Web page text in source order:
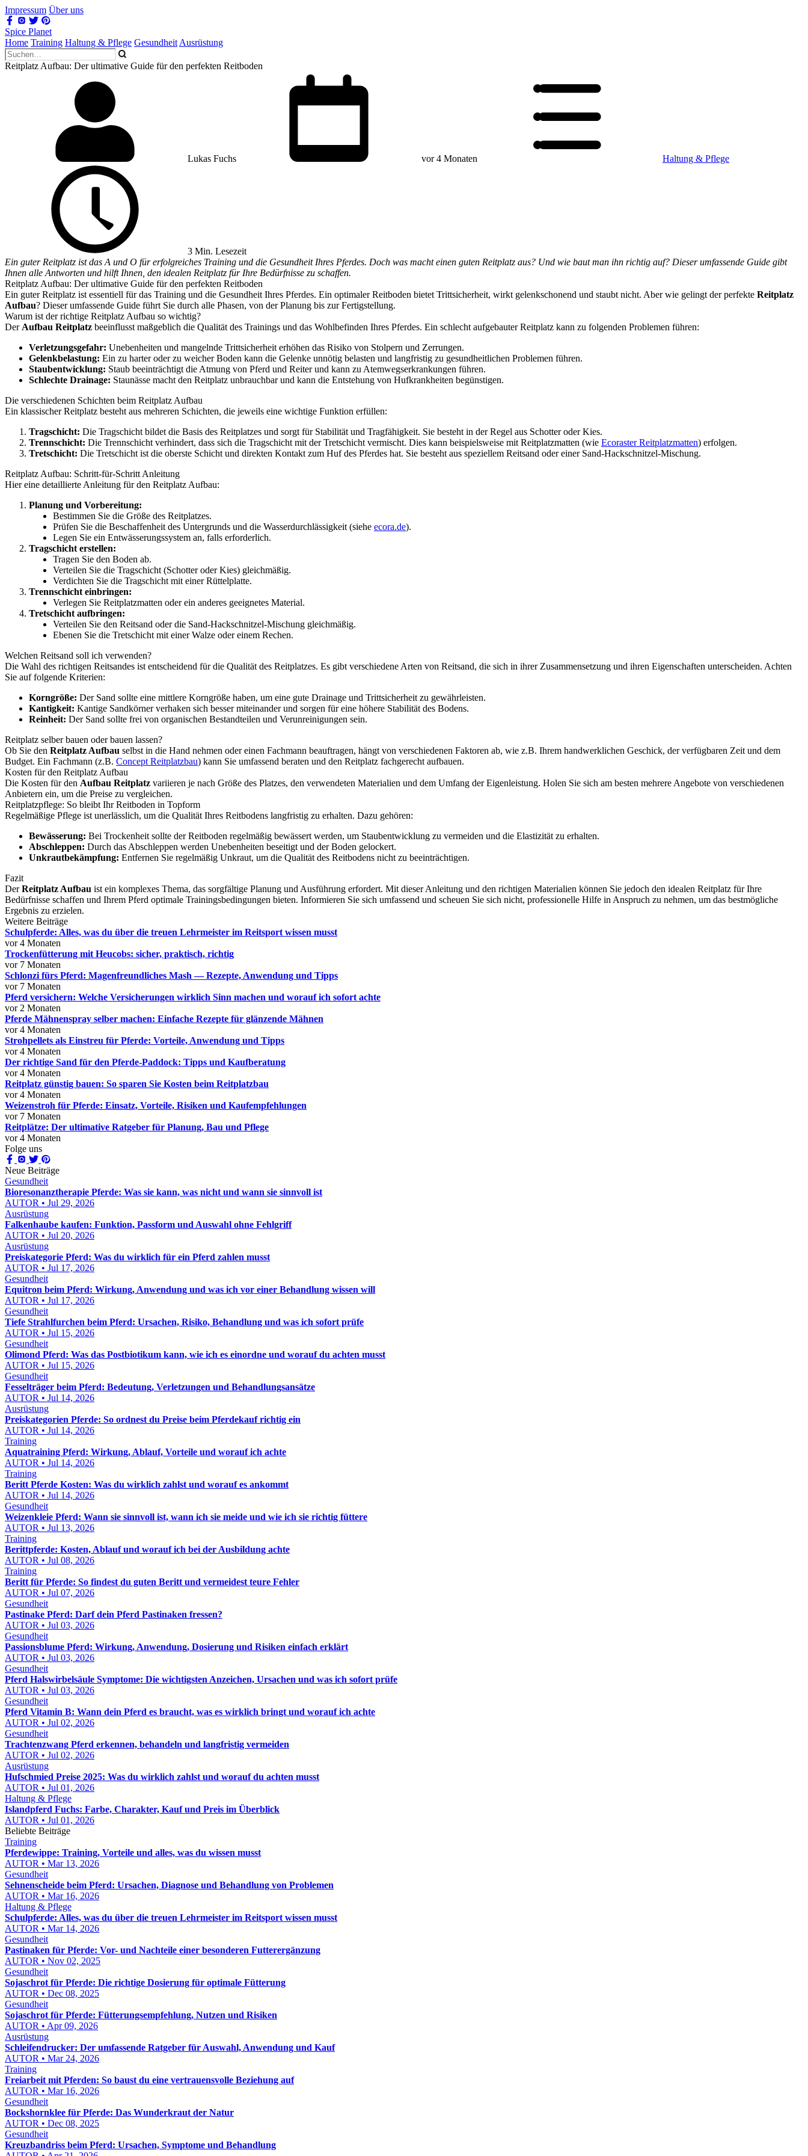
Impressum Über uns
Spice Planet
Home Training Haltung & Pflege Gesundheit Ausrüstung
Reitplatz Aufbau: Der ultimative Guide für den perfekten Reitboden
Lukas Fuchs vor 4 Monaten Haltung & Pflege
3 Min. Lesezeit
Ein guter Reitplatz ist das A und O für erfolgreiches Training und die Gesundheit Ihres Pferdes. Doch was macht einen guten Reitplatz aus? Und wie baut man ihn richtig auf? Dieser umfassende Guide gibt
Ihnen alle Antworten und hilft Ihnen, den idealen Reitplatz für Ihre Bedürfnisse zu schaffen.
Reitplatz Aufbau: Der ultimative Guide für den perfekten Reitboden
Ein guter Reitplatz ist essentiell für das Training und die Gesundheit Ihres Pferdes. Ein optimaler Reitboden bietet Trittsicherheit, wirkt gelenkschonend und staubt nicht. Aber wie gelingt der perfekte Reitplatz
Aufbau? Dieser umfassende Guide führt Sie durch alle Phasen, von der Planung bis zur Fertigstellung.
Warum ist der richtige Reitplatz Aufbau so wichtig?
Der Aufbau Reitplatz beeinflusst maßgeblich die Qualität des Trainings und das Wohlbefinden Ihres Pferdes. Ein schlecht aufgebauter Reitplatz kann zu folgenden Problemen führen:
Verletzungsgefahr: Unebenheiten und mangelnde Trittsicherheit erhöhen das Risiko von Stolpern und Zerrungen.
Gelenkbelastung: Ein zu harter oder zu weicher Boden kann die Gelenke unnötig belasten und langfristig zu gesundheitlichen Problemen führen.
Staubentwicklung: Staub beeinträchtigt die Atmung von Pferd und Reiter und kann zu Atemwegserkrankungen führen.
Schlechte Drainage: Staunässe macht den Reitplatz unbrauchbar und kann die Entstehung von Hufkrankheiten begünstigen.
Die verschiedenen Schichten beim Reitplatz Aufbau
Ein klassischer Reitplatz besteht aus mehreren Schichten, die jeweils eine wichtige Funktion erfüllen:
Tragschicht: Die Tragschicht bildet die Basis des Reitplatzes und sorgt für Stabilität und Tragfähigkeit. Sie besteht in der Regel aus Schotter oder Kies.
Trennschicht: Die Trennschicht verhindert, dass sich die Tragschicht mit der Tretschicht vermischt. Dies kann beispielsweise mit Reitplatzmatten (wie Ecoraster Reitplatzmatten) erfolgen.
Tretschicht: Die Tretschicht ist die oberste Schicht und direkten Kontakt zum Huf des Pferdes hat. Sie besteht aus speziellem Reitsand oder einer Sand-Hackschnitzel-Mischung.
Reitplatz Aufbau: Schritt-für-Schritt Anleitung
Hier eine detaillierte Anleitung für den Reitplatz Aufbau:
Planung und Vorbereitung:
Bestimmen Sie die Größe des Reitplatzes.
Prüfen Sie die Beschaffenheit des Untergrunds und die Wasserdurchlässigkeit (siehe ecora.de).
Legen Sie ein Entwässerungssystem an, falls erforderlich.
Tragschicht erstellen:
Tragen Sie den Boden ab.
Verteilen Sie die Tragschicht (Schotter oder Kies) gleichmäßig.
Verdichten Sie die Tragschicht mit einer Rüttelplatte.
Trennschicht einbringen:
Verlegen Sie Reitplatzmatten oder ein anderes geeignetes Material.
Tretschicht aufbringen:
Verteilen Sie den Reitsand oder die Sand-Hackschnitzel-Mischung gleichmäßig.
Ebenen Sie die Tretschicht mit einer Walze oder einem Rechen.
Welchen Reitsand soll ich verwenden?
Die Wahl des richtigen Reitsandes ist entscheidend für die Qualität des Reitplatzes. Es gibt verschiedene Arten von Reitsand, die sich in ihrer Zusammensetzung und ihren Eigenschaften unterscheiden. Achten
Sie auf folgende Kriterien:
Korngröße: Der Sand sollte eine mittlere Korngröße haben, um eine gute Drainage und Trittsicherheit zu gewährleisten.
Kantigkeit: Kantige Sandkörner verhaken sich besser miteinander und sorgen für eine höhere Stabilität des Bodens.
Reinheit: Der Sand sollte frei von organischen Bestandteilen und Verunreinigungen sein.
Reitplatz selber bauen oder bauen lassen?
Ob Sie den Reitplatz Aufbau selbst in die Hand nehmen oder einen Fachmann beauftragen, hängt von verschiedenen Faktoren ab, wie z.B. Ihrem handwerklichen Geschick, der verfügbaren Zeit und dem
Budget. Ein Fachmann (z.B. Concept Reitplatzbau) kann Sie umfassend beraten und den Reitplatz fachgerecht aufbauen.
Kosten für den Reitplatz Aufbau
Die Kosten für den Aufbau Reitplatz variieren je nach Größe des Platzes, den verwendeten Materialien und dem Umfang der Eigenleistung. Holen Sie sich am besten mehrere Angebote von verschiedenen
Anbietern ein, um die Preise zu vergleichen.
Reitplatzpflege: So bleibt Ihr Reitboden in Topform
Regelmäßige Pflege ist unerlässlich, um die Qualität Ihres Reitbodens langfristig zu erhalten. Dazu gehören:
Bewässerung: Bei Trockenheit sollte der Reitboden regelmäßig bewässert werden, um Staubentwicklung zu vermeiden und die Elastizität zu erhalten.
Abschleppen: Durch das Abschleppen werden Unebenheiten beseitigt und der Boden gelockert.
Unkrautbekämpfung: Entfernen Sie regelmäßig Unkraut, um die Qualität des Reitbodens nicht zu beeinträchtigen.
Fazit
DerReitplatz Aufbau ist ein komplexes Thema, das sorgfältige Planung und Ausführung erfordert. Mit dieser Anleitung und den richtigen Materialien können Sie jedoch den idealen Reitplatz für Ihre
Bedürfnisse schaffen und Ihrem Pferd optimale Trainingsbedingungen bieten. Informieren Sie sich umfassend und scheuen Sie sich nicht, professionelle Hilfe in Anspruch zu nehmen, um das bestmögliche
Ergebnis zu erzielen.
Weitere Beiträge
Schulpferde: Alles, was du über die treuen Lehrmeister im Reitsport wissen musst
vor 4 Monaten
Trockenfütterung mit Heucobs: sicher, praktisch, richtig
vor 7 Monaten
Schlonzi fürs Pferd: Magenfreundliches Mash — Rezepte, Anwendung und Tipps
vor 7 Monaten
Pferd versichern: Welche Versicherungen wirklich Sinn machen und worauf ich sofort achte
vor 2 Monaten
Pferde Mähnenspray selber machen: Einfache Rezepte für glänzende Mähnen
vor 4 Monaten
Strohpellets als Einstreu für Pferde: Vorteile, Anwendung und Tipps
vor 4 Monaten
Der richtige Sand für den Pferde-Paddock: Tipps und Kaufberatung
vor 4 Monaten
Reitplatz günstig bauen: So sparen Sie Kosten beim Reitplatzbau
vor 4 Monaten
Weizenstroh für Pferde: Einsatz, Vorteile, Risiken und Kaufempfehlungen
vor 7 Monaten
Reitplätze: Der ultimative Ratgeber für Planung, Bau und Pflege
vor 4 Monaten
Folge uns
Neue Beiträge
Gesundheit
Bioresonanztherapie Pferde: Was sie kann, was nicht und wann sie sinnvoll ist
AUTOR • Jul 29, 2026
Ausrüstung
Falkenhaube kaufen: Funktion, Passform und Auswahl ohne Fehlgriff
AUTOR • Jul 20, 2026
Ausrüstung
Preiskategorie Pferd: Was du wirklich für ein Pferd zahlen musst
AUTOR • Jul 17, 2026
Gesundheit
Equitron beim Pferd: Wirkung, Anwendung und was ich vor einer Behandlung wissen will
AUTOR • Jul 17, 2026
Gesundheit
Tiefe Strahlfurchen beim Pferd: Ursachen, Risiko, Behandlung und was ich sofort prüfe
AUTOR • Jul 15, 2026
Gesundheit
Olimond Pferd: Was das Postbiotikum kann, wie ich es einordne und worauf du achten musst
AUTOR • Jul 15, 2026
Gesundheit
Fesselträger beim Pferd: Bedeutung, Verletzungen und Behandlungsansätze
AUTOR • Jul 14, 2026
Ausrüstung
Preiskategorien Pferde: So ordnest du Preise beim Pferdekauf richtig ein
AUTOR • Jul 14, 2026
Training
Aquatraining Pferd: Wirkung, Ablauf, Vorteile und worauf ich achte
AUTOR • Jul 14, 2026
Training
Beritt Pferde Kosten: Was du wirklich zahlst und worauf es ankommt
AUTOR • Jul 14, 2026
Gesundheit
Weizenkleie Pferd: Wann sie sinnvoll ist, wann ich sie meide und wie ich sie richtig füttere
AUTOR • Jul 13, 2026
Training
Berittpferde: Kosten, Ablauf und worauf ich bei der Ausbildung achte
AUTOR • Jul 08, 2026
Training
Beritt für Pferde: So findest du guten Beritt und vermeidest teure Fehler
AUTOR • Jul 07, 2026
Gesundheit
Pastinake Pferd: Darf dein Pferd Pastinaken fressen?
AUTOR • Jul 03, 2026
Gesundheit
Passionsblume Pferd: Wirkung, Anwendung, Dosierung und Risiken einfach erklärt
AUTOR • Jul 03, 2026
Gesundheit
Pferd Halswirbelsäule Symptome: Die wichtigsten Anzeichen, Ursachen und was ich sofort prüfe
AUTOR • Jul 03, 2026
Gesundheit
Pferd Vitamin B: Wann dein Pferd es braucht, was es wirklich bringt und worauf ich achte
AUTOR • Jul 02, 2026
Gesundheit
Trachtenzwang Pferd erkennen, behandeln und langfristig vermeiden
AUTOR • Jul 02, 2026
Ausrüstung
Hufschmied Preise 2025: Was du wirklich zahlst und worauf du achten musst
AUTOR • Jul 01, 2026
Haltung & Pflege
Islandpferd Fuchs: Farbe, Charakter, Kauf und Preis im Überblick
AUTOR • Jul 01, 2026
Beliebte Beiträge
Training
Pferdewippe: Training, Vorteile und alles, was du wissen musst
AUTOR • Mar 13, 2026
Gesundheit
Sehnenscheide beim Pferd: Ursachen, Diagnose und Behandlung von Problemen
AUTOR • Mar 16, 2026
Haltung & Pflege
Schulpferde: Alles, was du über die treuen Lehrmeister im Reitsport wissen musst
AUTOR • Mar 14, 2026
Gesundheit
Pastinaken für Pferde: Vor- und Nachteile einer besonderen Futterergänzung
AUTOR • Nov 02, 2025
Gesundheit
Sojaschrot für Pferde: Die richtige Dosierung für optimale Fütterung
AUTOR • Dec 08, 2025
Gesundheit
Sojaschrot für Pferde: Fütterungsempfehlung, Nutzen und Risiken
AUTOR • Apr 09, 2026
Ausrüstung
Schleifendrucker: Der umfassende Ratgeber für Auswahl, Anwendung und Kauf
AUTOR • Mar 24, 2026
Training
Freiarbeit mit Pferden: So baust du eine vertrauensvolle Beziehung auf
AUTOR • Mar 16, 2026
Gesundheit
Bockshornklee für Pferde: Das Wunderkraut der Natur
AUTOR • Dec 08, 2025
Gesundheit
Kreuzbandriss beim Pferd: Ursachen, Symptome und Behandlung